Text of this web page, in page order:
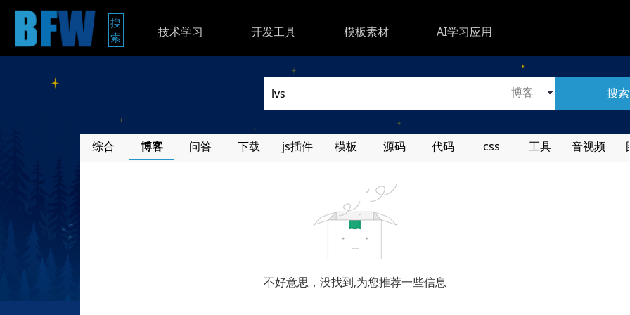
搜
索
技术学习 开发工具 模板素材 AI学习应用
搜索
综合 博客 问答 下载 js插件 模板 源码 代码 css 工具 音视频
不好意思，没找到,为您推荐一些信息